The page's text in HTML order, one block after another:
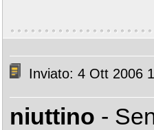
Inviato: 4 Ott 2006
niuttino -